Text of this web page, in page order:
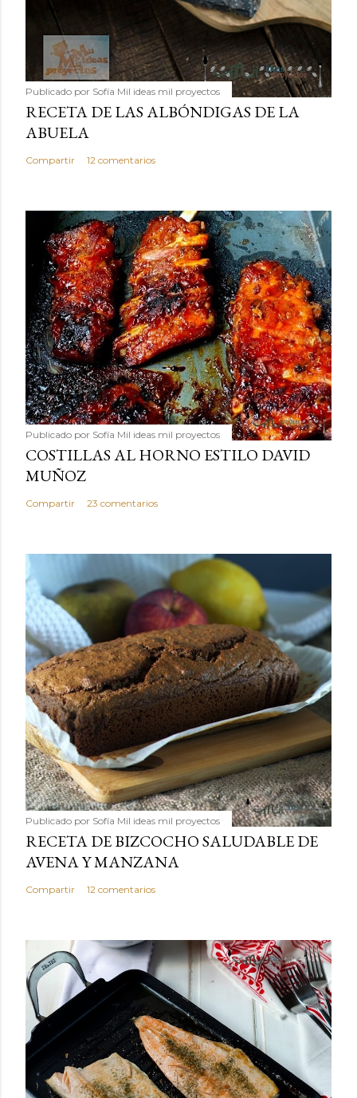
Publicado por Sofía Mil ideas mil proyectos
RECETA DE LAS ALBÓNDIGAS DE LA
ABUELA
Compartir 12 comentarios
Publicado por Sofía Mil ideas mil proyectos
COSTILLAS AL HORNO ESTILO DAVID
MUÑOZ
Compartir 23 comentarios
Publicado por Sofía Mil ideas mil proyectos
RECETA DE BIZCOCHO SALUDABLE DE
AVENA Y MANZANA
Compartir 12 comentarios